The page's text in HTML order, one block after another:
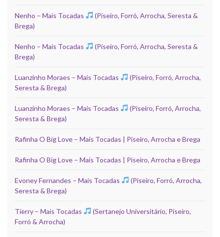
Nenho – Mais Tocadas
(Piseiro, Forró, Arrocha, Seresta &
Brega)
Nenho – Mais Tocadas
(Piseiro, Forró, Arrocha, Seresta &
Brega)
Luanzinho Moraes – Mais Tocadas
(Piseiro, Forró, Arrocha,
Seresta & Brega)
Luanzinho Moraes – Mais Tocadas
(Piseiro, Forró, Arrocha,
Seresta & Brega)
Rafinha O Big Love – Mais Tocadas | Piseiro, Arrocha e Brega
Rafinha O Big Love – Mais Tocadas | Piseiro, Arrocha e Brega
Evoney Fernandes – Mais Tocadas
(Piseiro, Forró, Arrocha,
Seresta & Brega)
Tierry – Mais Tocadas
(Sertanejo Universitário, Piseiro,
Forró & Arrocha)